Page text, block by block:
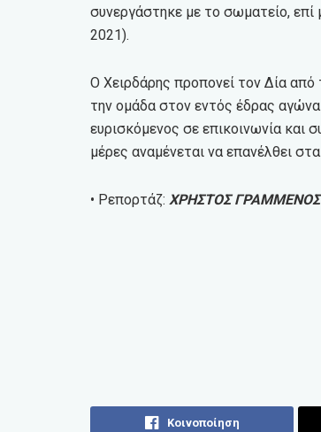
συνεργάστηκε με το σωματείο, επί
2021).
Ο Χειρδάρης προπονεί τον Δία
την ομάδα στον εντός έδρας
ευρισκόμενος σε επικοινωνία και
μέρες αναμένεται να επανέλθει
• Ρεπορτάζ: ΧΡΗΣΤΟΣ ΓΡΑΜΜΕΝΟΣ
Κοινοποίηση